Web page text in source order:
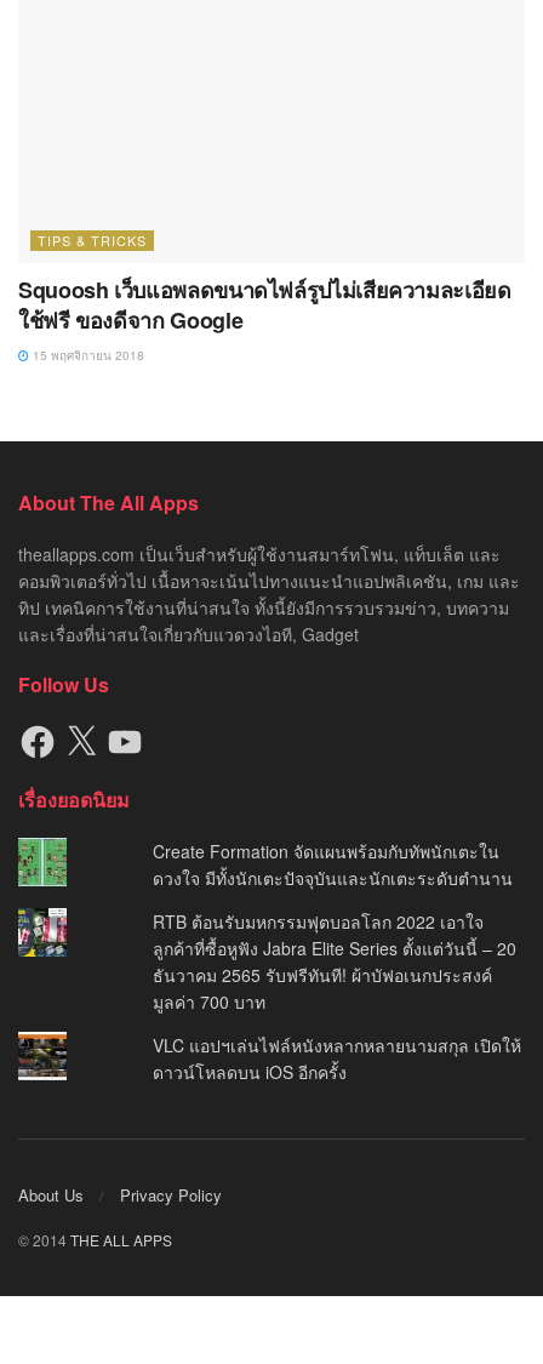
TIPS & TRICKS
Squoosh เว็บแอพลดขนาดไฟล์รูปไม่เสียความละเอียด
ใช้ฟรี ของดีจาก Google
15 พฤศจิกายน 2018
About The All Apps
theallapps.com เป็นเว็บสำหรับผู้ใช้งานสมาร์ทโฟน, แท็บเล็ต และ
คอมพิวเตอร์ทั่วไป เนื้อหาจะเน้นไปทางแนะนำแอปพลิเคชัน, เกม และ
ทิป เทคนิคการใช้งานที่น่าสนใจ ทั้งนี้ยังมีการรวบรวมข่าว, บทความ
และเรื่องที่น่าสนใจเกี่ยวกับแวดวงไอที, Gadget
Follow Us
Facebook
X YouTube
เรื่องยอดนิยม
Create Formation จัดแผนพร้อมกับทัพนักเตะใน
ดวงใจ มีทั้งนักเตะปัจจุบันและนักเตะระดับตำนาน
RTB ต้อนรับมหกรรมฟุตบอลโลก 2022 เอาใจ
ลูกค้าที่ซื้อหูฟัง Jabra Elite Series ตั้งแต่วันนี้ – 20
ธันวาคม 2565 รับฟรีทันที! ผ้าบัฟอเนกประสงค์
มูลค่า 700 บาท
VLC แอปฯเล่นไฟล์หนังหลากหลายนามสกุล เปิดให้
ดาวน์โหลดบน iOS อีกครั้ง
About Us Privacy Policy
© 2014THE ALL APPS